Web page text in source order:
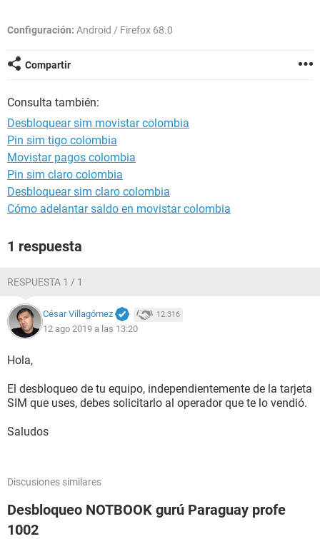
Configuración: Android / Firefox 68.0
Compartir
Consulta también:
Desbloquear sim movistar colombia
Pin sim tigo colombia
Movistar pagos colombia
Pin sim claro colombia
Desbloquear sim claro colombia
Cómo adelantar saldo en movistar colombia
1 respuesta
RESPUESTA 1 / 1
César Villagómez 12.316
12 ago 2019 a las 13:20
Hola,
El desbloqueo de tu equipo, independientemente de la tarjeta
SIM que uses, debes solicitarlo al operador que te lo vendió.
Saludos
Discusiones similares
Desbloqueo NOTBOOK gurú Paraguay profe
1002